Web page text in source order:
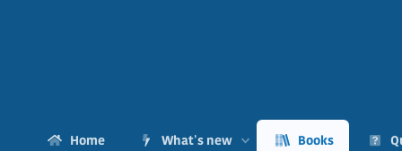
Home What's new Books